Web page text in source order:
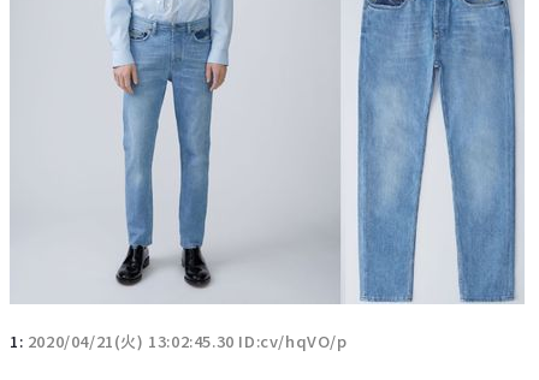
1: 2020/04/21(火) 13:02:45.30 ID:cv/hqVO/p